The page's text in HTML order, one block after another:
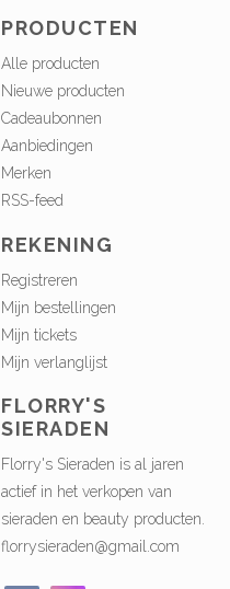
PRODUCTEN
Alle producten
Nieuwe producten
Cadeaubonnen
Aanbiedingen
Merken
RSS-feed
REKENING
Registreren
Mijn bestellingen
Mijn tickets
Mijn verlanglijst
FLORRY'S
SIERADEN
Florry's Sieraden is al jaren
actief in het verkopen van
sieraden en beauty producten.
florrysieraden@gmail.com